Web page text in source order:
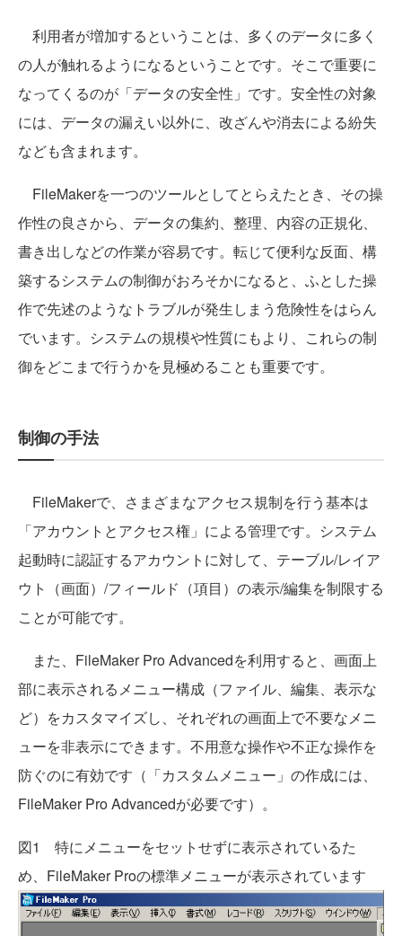
利用者が増加するということは、多くのデータに多く
の人が触れるようになるということです。そこで重要に
なってくるのが「データの安全性」です。安全性の対象
には、データの漏えい以外に、改ざんや消去による紛失
なども含まれます。
FileMakerを一つのツールとしてとらえたとき、その操
作性の良さから、データの集約、整理、内容の正規化、
書き出しなどの作業が容易です。転じて便利な反面、構
築するシステムの制御がおろそかになると、ふとした操
作で先述のようなトラブルが発生しまう危険性をはらん
でいます。システムの規模や性質にもより、これらの制
御をどこまで行うかを見極めることも重要です。
制御の手法
FileMakerで、さまざまなアクセス規制を行う基本は
「アカウントとアクセス権」による管理です。システム
起動時に認証するアカウントに対して、テーブル/レイア
ウト（画面）/フィールド（項目）の表示/編集を制限する
ことが可能です。
また、FileMaker Pro Advancedを利用すると、画面上
部に表示されるメニュー構成（ファイル、編集、表示な
ど）をカスタマイズし、それぞれの画面上で不要なメニ
ューを非表示にできます。不用意な操作や不正な操作を
防ぐのに有効です（「カスタムメニュー」の作成には、
FileMaker Pro Advancedが必要です）。
図1 特にメニューをセットせずに表示されているた
め、FileMaker Proの標準メニューが表示されています